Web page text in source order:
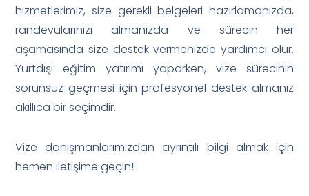
hizmetlerimiz, size gerekli belgeleri hazırlamanızda,
randevularınızı almanızda ve sürecin her
aşamasında size destek vermenizde yardımcı olur.
Yurtdışı eğitim yatırımı yaparken, vize sürecinin
sorunsuz geçmesi için profesyonel destek almanız
akıllıca bir seçimdir.
Vize danışmanlarımızdan ayrıntılı bilgi almak için
hemen iletişime geçin!